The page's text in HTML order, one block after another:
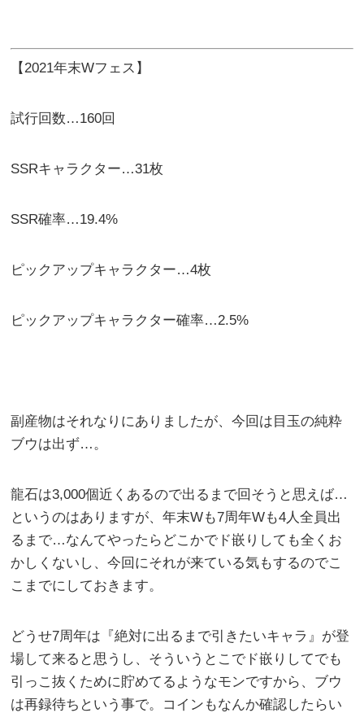
【2021年末Wフェス】
試行回数…160回
SSRキャラクター…31枚
SSR確率…19.4%
ピックアップキャラクター…4枚
ピックアップキャラクター確率…2.5%
副産物はそれなりにありましたが、今回は目玉の純粋
ブウは出ず…。
龍石は3,000個近くあるので出るまで回そうと思えば…
というのはありますが、年末Wも7周年Wも4人全員出
るまで…なんてやったらどこかでド嵌りしても全くお
かしくないし、今回にそれが来ている気もするのでこ
こまでにしておきます。
どうせ7周年は『絶対に出るまで引きたいキャラ』が登
場して来ると思うし、そういうとこでド嵌りしてでも
引っこ抜くために貯めてるようなモンですから、ブウ
は再録待ちという事で。コインもなんか確認したらい